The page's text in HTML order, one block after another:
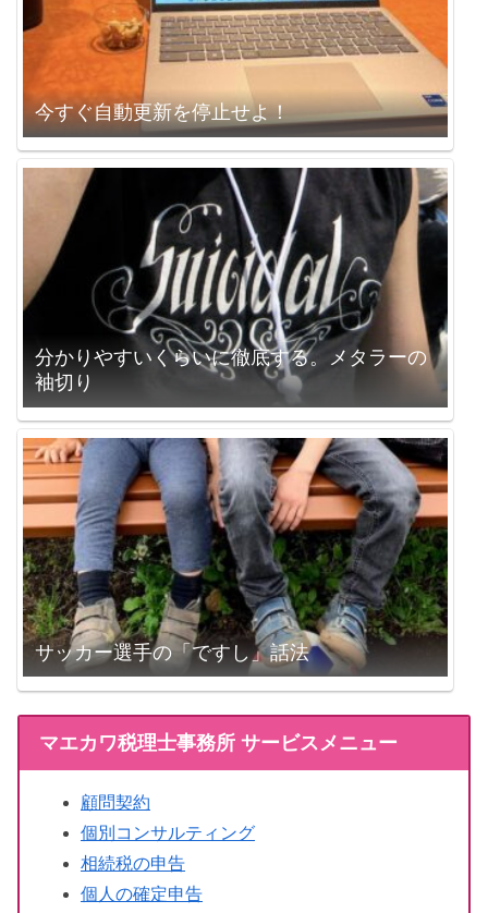
今すぐ自動更新を停止せよ！
分かりやすいくらいに徹底する。メタラーの
袖切り
サッカー選手の「ですし」話法
マエカワ税理士事務所 サービスメニュー
顧問契約
個別コンサルティング
相続税の申告
個人の確定申告